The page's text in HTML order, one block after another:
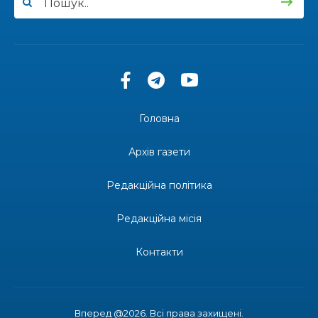
«Дві музи» у Рівному: свято краси, мистецтва
Одна з найяскравіших постатей Бахмута –
професійним святом
Вперед @2026. Всі права захищені.
Головна
Архів газети
Редакційна політика
Редакційна місія
Контакти